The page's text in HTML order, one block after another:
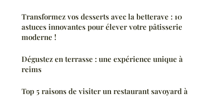
Transformez vos desserts avec la betterave : 10
astuces innovantes pour élever votre pâtisserie
moderne !
Dégustez en terrasse : une expérience unique à
reims
Top 5 raisons de visiter un restaurant savoyard à